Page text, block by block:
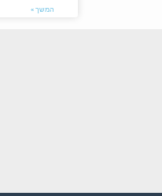
המשך »